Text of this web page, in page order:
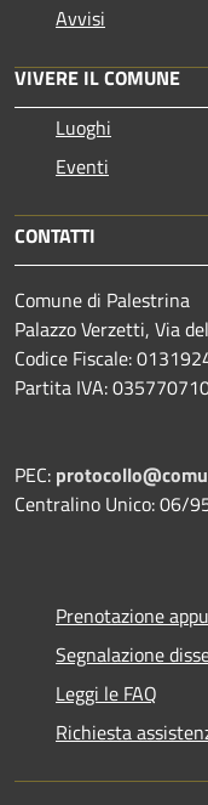
Avvisi
VIVERE IL COMUNE
Luoghi
Eventi
CONTATTI
Comune di Palestrina
Palazzo Verzetti, Via
Codice Fiscale:
Partita IVA:
PEC:
Centralino Unico: 06/
Prenotazione
Segnalazione
Leggi le FAQ
Richiesta